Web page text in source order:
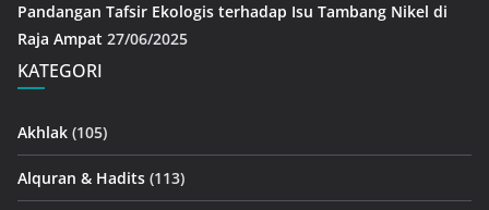
Pandangan Tafsir Ekologis terhadap Isu Tambang Nikel di
Raja Ampat 27/06/2025
KATEGORI
Akhlak (105)
Alquran & Hadits (113)